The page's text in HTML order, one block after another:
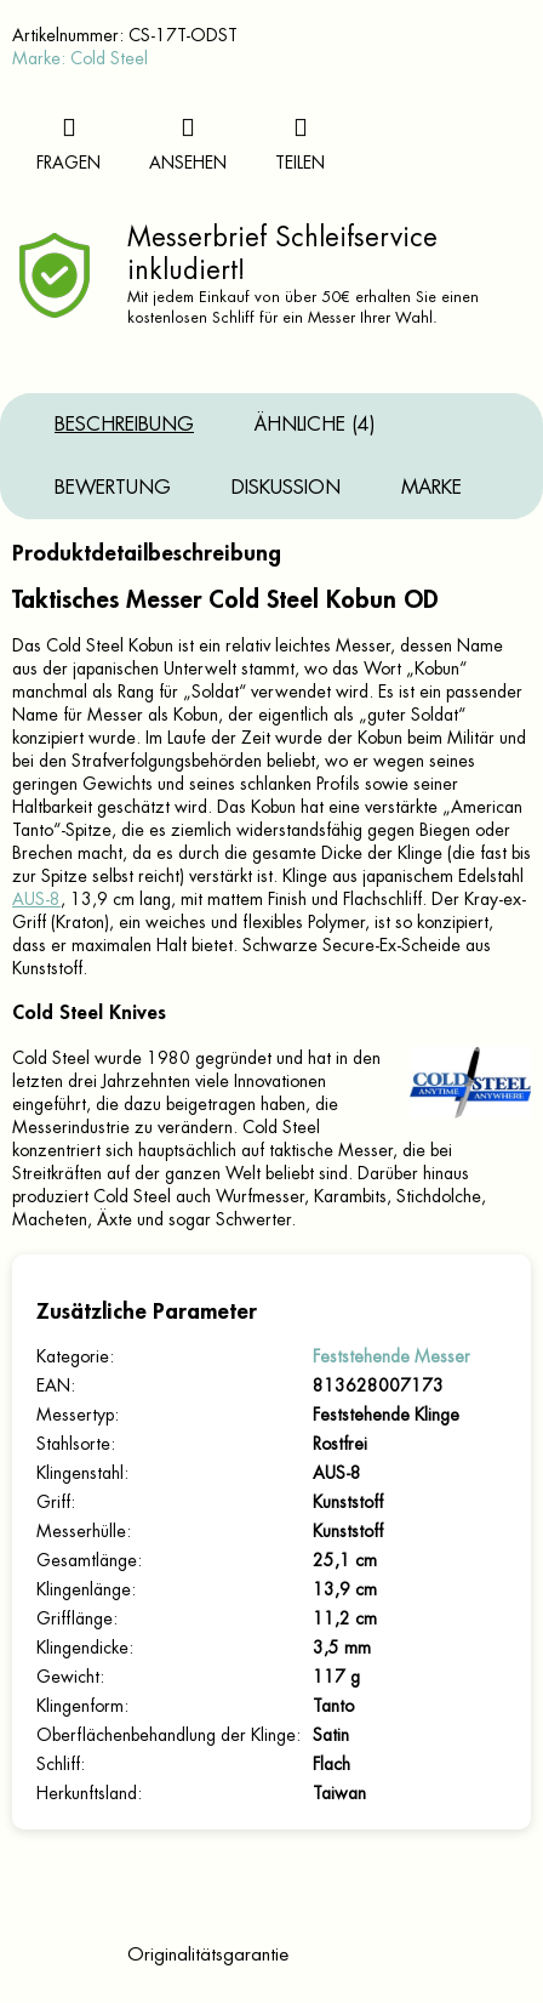
Artikelnummer: CS-17T-ODST
Marke: Cold Steel
FRAGEN ANSEHEN TEILEN
Messerbrief Schleifservice
inkludiert!
Mit jedem Einkauf von über 50€ erhalten Sie einen
kostenlosen Schliff für ein Messer Ihrer Wahl.
BESCHREIBUNG ÄHNLICHE (4)
BEWERTUNG DISKUSSION MARKE
Produktdetailbeschreibung
Taktisches Messer Cold Steel Kobun OD
Das Cold Steel Kobun ist ein relativ leichtes Messer, dessen Name
aus der japanischen Unterwelt stammt, wo das Wort „Kobun“
manchmal als Rang für „Soldat“ verwendet wird. Es ist ein passender
Name für Messer als Kobun, der eigentlich als „guter Soldat“
konzipiert wurde. Im Laufe der Zeit wurde der Kobun beim Militär und
bei den Strafverfolgungsbehörden beliebt, wo er wegen seines
geringen Gewichts und seines schlanken Profils sowie seiner
Haltbarkeit geschätzt wird. Das Kobun hat eine verstärkte „American
Tanto“-Spitze, die es ziemlich widerstandsfähig gegen Biegen oder
Brechen macht, da es durch die gesamte Dicke der Klinge (die fast bis
zur Spitze selbst reicht) verstärkt ist. Klinge aus japanischem Edelstahl
AUS-8 , 13,9 cm lang, mit mattem Finish und Flachschliff. Der Kray-ex-
Griff (Kraton), ein weiches und flexibles Polymer, ist so konzipiert,
dass er maximalen Halt bietet. Schwarze Secure-Ex-Scheide aus
Kunststoff.
Cold Steel Knives
Cold Steel wurde 1980 gegründet und hat in den
letzten drei Jahrzehnten viele Innovationen
eingeführt, die dazu beigetragen haben, die
Messerindustrie zu verändern. Cold Steel
konzentriert sich hauptsächlich auf taktische Messer, die bei
Streitkräften auf der ganzen Welt beliebt sind. Darüber hinaus
produziert Cold Steel auch Wurfmesser, Karambits, Stichdolche,
Macheten, Äxte und sogar Schwerter.
Zusätzliche Parameter
Kategorie:
Feststehende Messer
EAN :
813628007173
Messertyp:
Feststehende Klinge
Stahlsorte:
Rostfrei
Klingenstahl :
AUS-8
Griff:
Kunststoff
Messerhülle:
Kunststoff
Gesamtlänge:
25,1 cm
Klingenlänge:
13,9 cm
Grifflänge:
11,2 cm
Klingendicke:
3,5 mm
Gewicht:
117 g
Klingenform :
Tanto
Oberflächenbehandlung der Klinge:
Satin
Schliff:
Flach
Herkunftsland : Taiwan
Originalitätsgarantie